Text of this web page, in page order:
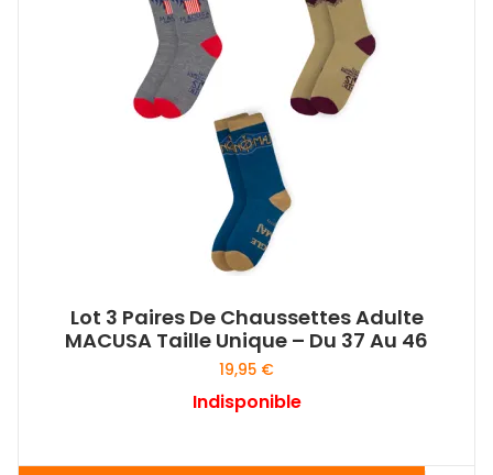
Lot 3 Paires De Chaussettes Adulte
MACUSA Taille Unique – Du 37 Au 46
19,95 €
Indisponible